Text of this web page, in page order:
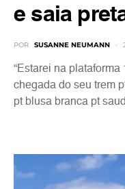
e saia
POR SUSANNE NEUMANN
“Estarei na
chegada do seu trem
pt blusa branca pt